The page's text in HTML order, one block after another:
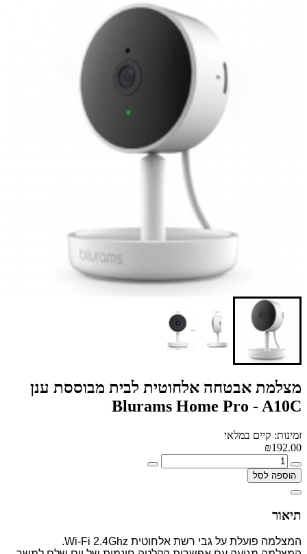
מצלמת אבטחה אלחוטית לבית מבוססת ענן
Blurams Home Pro - A10C
זמינות: קיים במלאי
₪192.00
הוספה לסל
תיאור
המצלמה פועלת על גבי רשת אלחוטית Wi-Fi 2.4Ghz.